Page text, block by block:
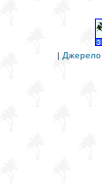
| Джерело